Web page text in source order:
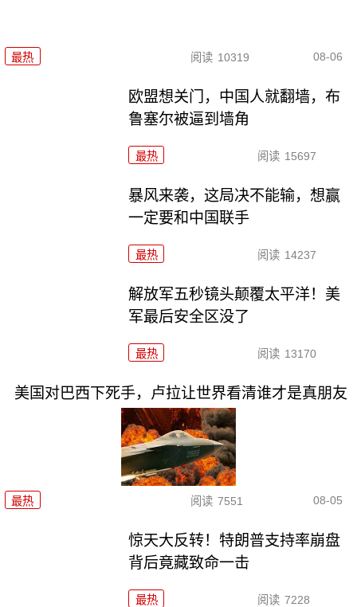
最热 阅读 10319 08-06
欧盟想关门，中国人就翻墙，布
鲁塞尔被逼到墙角
最热 阅读 15697
暴风来袭，这局决不能输，想赢
一定要和中国联手
最热 阅读 14237
解放军五秒镜头颠覆太平洋！美
军最后安全区没了
最热 阅读 13170
美国对巴西下死手，卢拉让世界看清谁才是真朋友
最热 阅读 7551 08-05
惊天大反转！特朗普支持率崩盘
背后竟藏致命一击
最热 阅读 7228